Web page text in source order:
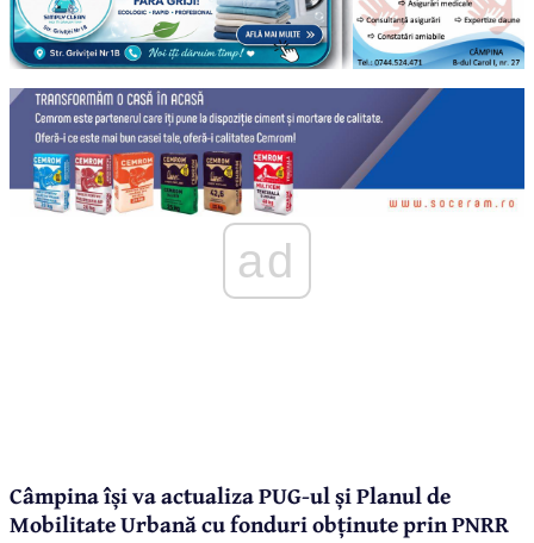
ad
Câmpina își va actualiza PUG-ul și Planul de
Mobilitate Urbană cu fonduri obținute prin PNRR